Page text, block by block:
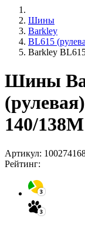
Шины
Barkley
BL615
Barkley
Шины
140/
Артикул:
Рейтинг: